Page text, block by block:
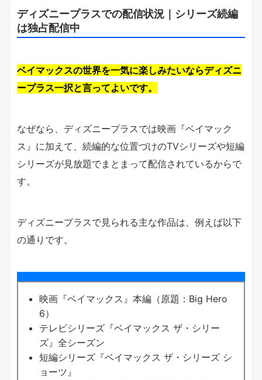
ディズニープラスでの配信状況｜シリーズ続編
は独占配信中
ベイマックスの世界を一気に楽しみたいならディズニ
ープラス一択と言ってよいです。
なぜなら、ディズニープラスでは映画『ベイマック
ス』に加えて、続編的な位置づけのTVシリーズや短編
シリーズが見放題でまとまって配信されているからで
す。
ディズニープラスで見られる主な作品は、例えば以下
の通りです。
映画『ベイマックス』本編（原題：Big Hero
6）
テレビシリーズ『ベイマックス ザ・シリー
ズ』全シーズン
短編シリーズ『ベイマックス ザ・シリーズ シ
ョーツ』